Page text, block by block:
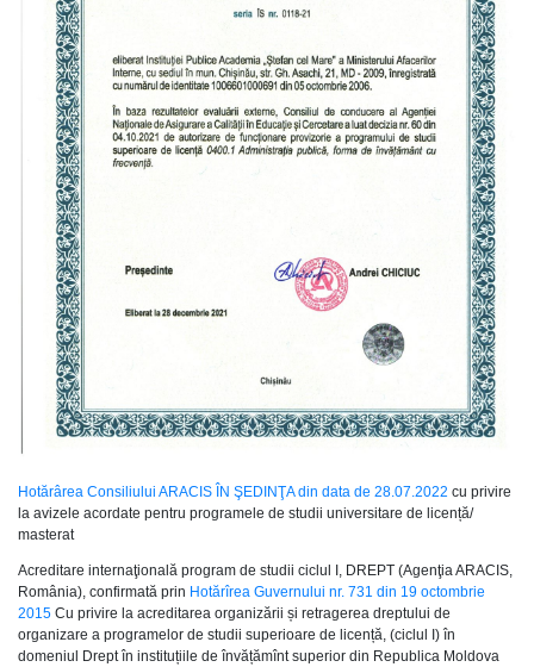
Hotărârea Consiliului ARACIS ÎN ŞEDINŢA din data de 28.07.2022 cu privire
la avizele acordate pentru programele de studii universitare de licență/
masterat
Acreditare internaţională program de studii ciclul I, DREPT (Agenţia ARACIS,
România), confirmată prin Hotărîrea Guvernului nr. 731 din 19 octombrie
2015 Cu privire la acreditarea organizării și retragerea dreptului de
organizare a programelor de studii superioare de licență, (ciclul I) în
domeniul Drept în instituțiile de învățămînt superior din Republica Moldova